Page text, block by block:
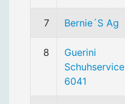
7 Bernie´S Ag
8
Guerini
Schuhservice
6041